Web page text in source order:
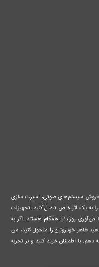
فروش سیستم‌های صوتی، اسپرت سازی
به یک اثر خاص تبدیل کنید. تجهیزات
فن‌آوری روز دنیا همگام هستند. اگر به
ظاهر خودروتان را متحول کنید، من
با اطمینان خرید کنید و بر تجربه